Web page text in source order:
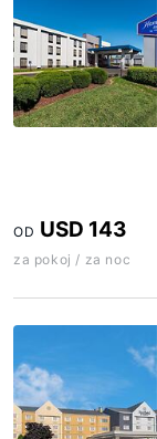
OD USD 143
za pokoj / za noc